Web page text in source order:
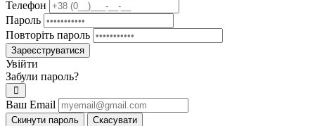
Телефон
Пароль
Повторіть пароль
Зареєструватися
Увійти
Забули пароль?
Ваш Email
Скинути пароль Скасувати